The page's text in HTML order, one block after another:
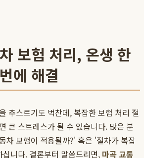
보험 처리, 온생 한
에 해결
추스르기도 벅찬데, 복잡한 보험 처리 절
큰 스트레스가 될 수 있습니다. 많은 분
차 보험이 적용될까?' 혹은 '절차가 복잡
니다. 결론부터 말씀드리면, 마곡 교통